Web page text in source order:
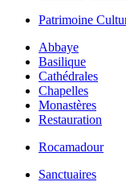
Patrimoine
Abbaye
Basilique
Cathédrales
Chapelles
Monastères
Restauration
Rocamadour
Sanctuaires